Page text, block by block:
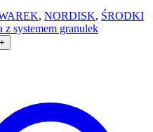
, NORDISK, ŚRODKI
z systemem granulek
+